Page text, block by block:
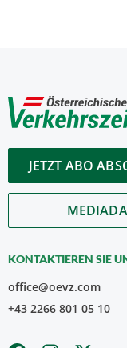
JETZT ABO
KONTAKTIEREN SIE
office@oevz.com
+43 2266 801 05 10